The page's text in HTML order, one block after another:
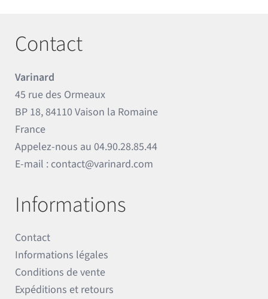
Contact
Varinard
45 rue des Ormeaux
BP 18, 84110 Vaison la Romaine
France
Appelez-nous au04.90.28.85.44
E-mail : contact@varinard.com
Informations
Contact
Informations légales
Conditions de vente
Expéditions et retours